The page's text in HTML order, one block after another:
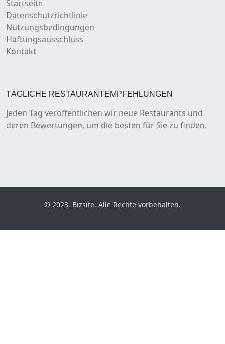
Startseite
Datenschutzrichtlinie
Nutzungsbedingungen
Haftungsausschluss
Kontakt
TÄGLICHE RESTAURANTEMPFEHLUNGEN
Jeden Tag veröffentlichen wir neue Restaurants und
deren Bewertungen, um die besten für Sie zu finden.
© 2023, Bizsite. Alle Rechte vorbehalten.